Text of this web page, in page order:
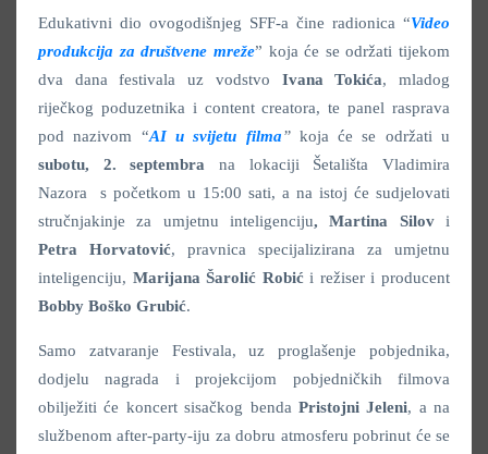
Edukativni dio ovogodišnjeg SFF-a čine radionica “Video
produkcija za društvene mreže” koja će se održati tijekom
dva dana festivala uz vodstvo Ivana Tokića, mladog
riječkog poduzetnika i content creatora, te panel rasprava
pod nazivom “AI u svijetu filma” koja će se održati u
subotu, 2. septembra na lokaciji Šetališta Vladimira
Nazora s početkom u 15:00 sati, a na istoj će sudjelovati
stručnjakinje za umjetnu inteligenciju, Martina Silovi
Petra Horvatović, pravnica specijalizirana za umjetnu
inteligenciju, Marijana Šarolić Robić i režiser i producent
Bobby Boško Grubić.
Samo zatvaranje Festivala, uz proglašenje pobjednika,
dodjelu nagrada i projekcijom pobjedničkih filmova
obilježiti će koncert sisačkog benda Pristojni Jeleni, a na
službenom after-party-iju za dobru atmosferu pobrinut će se